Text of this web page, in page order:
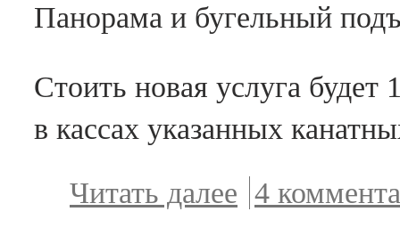
Панорама и бугельный
Стоить новая услуга
в кассах указанных
Читать далее о Дмитрий
4